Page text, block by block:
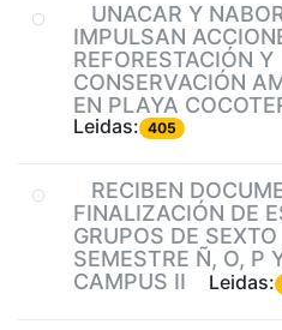
UNACAR Y
IMPULSAN
REFORESTACIÓN Y
CONSERVACIÓN
EN PLAYA
Leidas: 405
RECIBEN
FINALIZACIÓN DE
GRUPOS DE SEXTO
SEMESTRE Ñ, O, P
CAMPUS II
Leidas: